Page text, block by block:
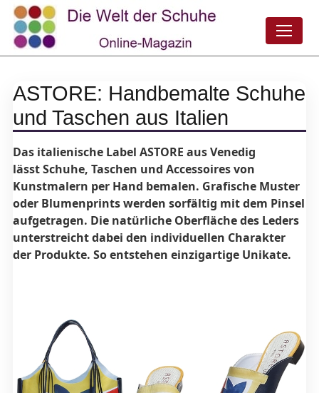
ASTORE: Handbemalte Schuhe
und Taschen aus Italien
Das italienische Label ASTORE aus Venedig
lässt Schuhe, Taschen und Accessoires von
Kunstmalern per Hand bemalen. Grafische Muster
oder Blumenprints werden sorfältig mit dem Pinsel
aufgetragen. Die natürliche Oberfläche des Leders
unterstreicht dabei den individuellen Charakter
der Produkte. So entstehen einzigartige Unikate.